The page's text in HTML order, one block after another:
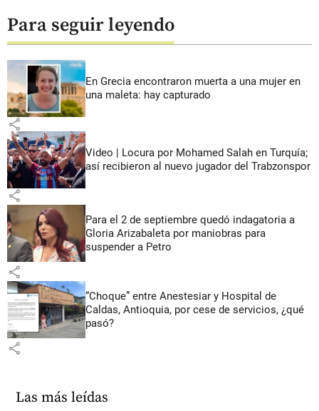
Para seguir leyendo
En Grecia encontraron muerta a una mujer en
una maleta: hay capturado
share
Video | Locura por Mohamed Salah en Turquía;
así recibieron al nuevo jugador del Trabzonspor
share
Para el 2 de septiembre quedó indagatoria a
Gloria Arizabaleta por maniobras para
suspender a Petro
share
“Choque” entre Anestesiar y Hospital de
Caldas, Antioquia, por cese de servicios, ¿qué
pasó?
share
Las más leídas